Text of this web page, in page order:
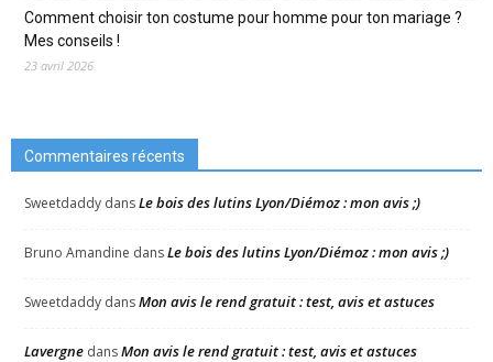
Comment choisir ton costume pour homme pour ton mariage ?
Mes conseils !
23 avril 2026
Commentaires récents
Sweetdaddy dansLe bois des lutins Lyon/Diémoz : mon avis ;)
Bruno Amandine dansLe bois des lutins Lyon/Diémoz : mon avis ;)
Sweetdaddy dansMon avis le rend gratuit : test, avis et astuces
Lavergne dansMon avis le rend gratuit : test, avis et astuces